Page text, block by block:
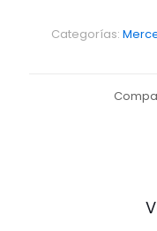
BenzCategorías: